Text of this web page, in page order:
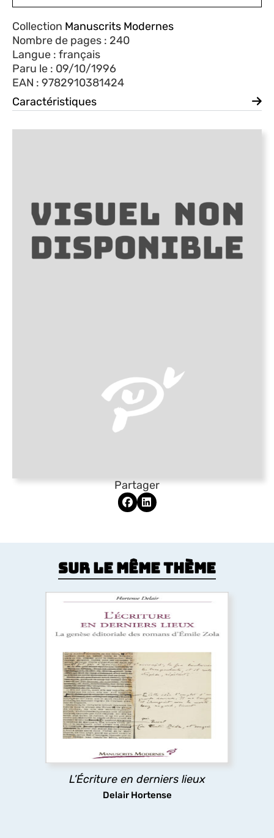
Partager
Collection Manuscrits Modernes
Nombre de pages : 240
Langue : français
Paru le : 09/10/1996
EAN : 9782910381424
Caractéristiques
Sur le même thème
L’Écriture en derniers lieux
Delair Hortense
L’Écriture en derniers lieux
Pour certains auteurs, l’impression de l’ouvrage
relance l’écriture au lieu d’y mettre un terme. Cet
ouvrage réexamine l’histoire littéraire et les
Rougon-Macquartà la lumière des épreuves
typographiques, où Zola révise littéralement le
texte de chaque roman à la dernière minute.
découvrir